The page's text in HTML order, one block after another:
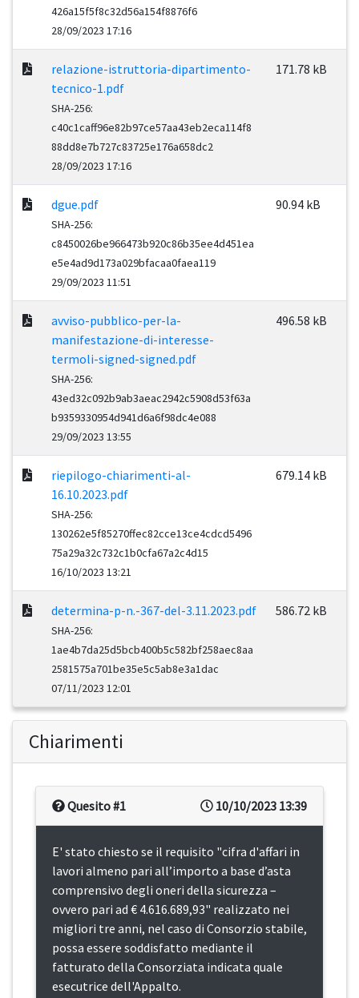
426a15f5f8c32d56a154f8876f6
28/09/2023 17:16
relazione-istruttoria-dipartimento-
tecnico-1.pdf
SHA-256:
c40c1caff96e82b97ce57aa43eb2eca114f8
88dd8e7b727c83725e176a658dc2
28/09/2023 17:16
171.78 kB
dgue.pdf
SHA-256:
c8450026be966473b920c86b35ee4d451ea
e5e4ad9d173a029bfacaa0faea119
29/09/2023 11:51
90.94 kB
avviso-pubblico-per-la-
manifestazione-di-interesse-
termoli-signed-signed.pdf
SHA-256:
43ed32c092b9ab3aeac2942c5908d53f63a
b9359330954d941d6a6f98dc4e088
29/09/2023 13:55
496.58 kB
riepilogo-chiarimenti-al-
16.10.2023.pdf
SHA-256:
130262e5f85270ffec82cce13ce4cdcd5496
75a29a32c732c1b0cfa67a2c4d15
16/10/2023 13:21
679.14 kB
determina-p-n.-367-del-3.11.2023.pdf
SHA-256:
1ae4b7da25d5bcb400b5c582bf258aec8aa
2581575a701be35e5c5ab8e3a1dac
07/11/2023 12:01
586.72 kB
Chiarimenti
10/10/2023 13:39
Quesito #1
E' stato chiesto se il requisito "cifra d'affari in
lavori almeno pari all’importo a base d’asta
comprensivo degli oneri della sicurezza –
ovvero pari ad € 4.616.689,93" realizzato nei
migliori tre anni, nel caso di Consorzio stabile,
possa essere soddisfatto mediante il
fatturato della Consorziata indicata quale
esecutrice dell'Appalto.